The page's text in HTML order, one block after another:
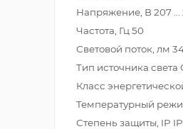
Напряжение, В 207 …
Частота, Гц 50
Световой поток, лм
Тип источника света
Класс
Температурный
Степень защиты, IP